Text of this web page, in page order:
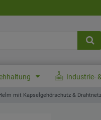
Industrie-
mit Kapselgehörschutz &